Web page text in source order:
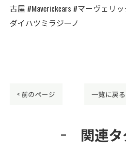
古屋 #Maverickcars #マーヴェリ
ダイハツミラジーノ
< 前のページ 一覧に戻る
関連